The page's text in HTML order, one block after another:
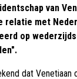
van
relatie met
op
dat